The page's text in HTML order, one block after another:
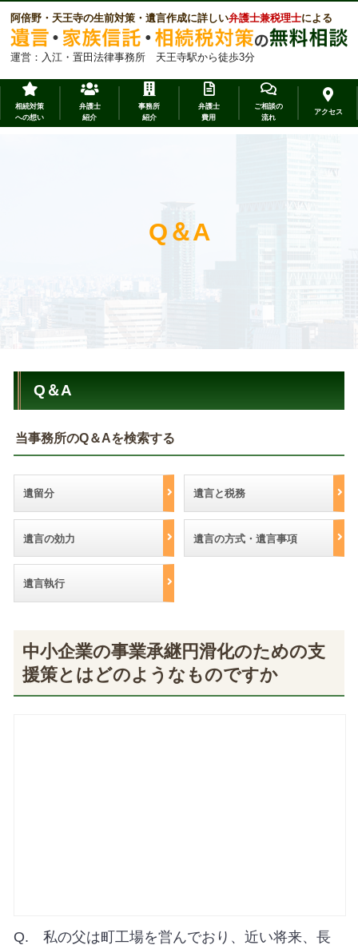
阿倍野・天王寺の生前対策・遺言作成に詳しい弁護士兼税理士による
運営：入江・置田法律事務所 天王寺駅から徒歩3分
相続対策
への想い
弁護士
紹介
事務所
紹介
弁護士
費用
ご相談の
流れ
アクセス
Q＆A
Q＆A
当事務所のQ＆Aを検索する
遺留分 遺言と税務
遺言の効力 遺言の方式・遺言事項
遺言執行
中小企業の事業承継円滑化のための支
援策とはどのようなものですか
Q. 私の父は町工場を営んでおり、近い将来、長